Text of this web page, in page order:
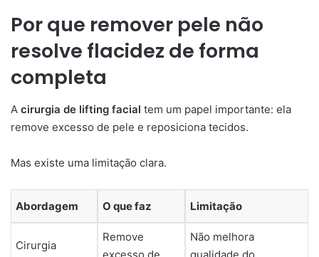
Por que remover pele não
resolve flacidez de forma
completa
A cirurgia de lifting facial tem um papel importante: ela
remove excesso de pele e reposiciona tecidos.
Mas existe uma limitação clara.
Abordagem O que faz Limitação
Cirurgia
Remove
Não melhora